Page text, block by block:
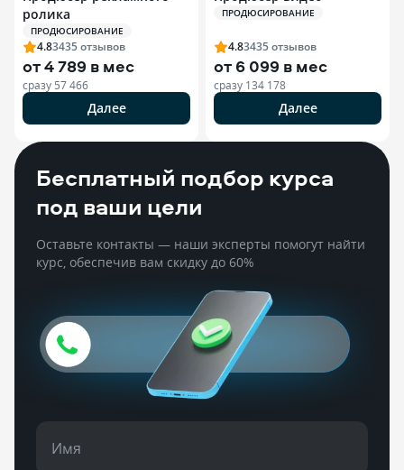
ролика
ПРОДЮСИРОВАНИЕ
4.83435отзывов
от4 789 в мес
сразу 57 466
Далее
ПРОДЮСИРОВАНИЕ
4.83435отзывов
от 6 099 в мес
сразу 134 178
Далее
Бесплатный подбор курса
под ваши цели
Оставьте контакты — наши эксперты помогут найти
курс, обеспечив вам скидку до 60%
Имя